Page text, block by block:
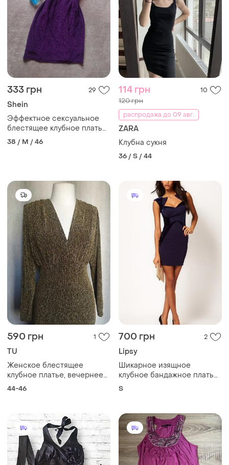
333 грн 29
Shein
Эффектное сексуальное
блестящее клубное платье
на тонких бретельках
38 / M / 46
114 грн 10
120 грн
распродажа до 09 авг.
ZARA
Клубна сукня
36 / S / 44
590 грн 1
TU
Женское блестящее
клубное платье, вечернее
платье tu
44-46
700 грн 2
Lipsy
Шикарное изящное
клубное бандажное платье
с бархатными выставками
S